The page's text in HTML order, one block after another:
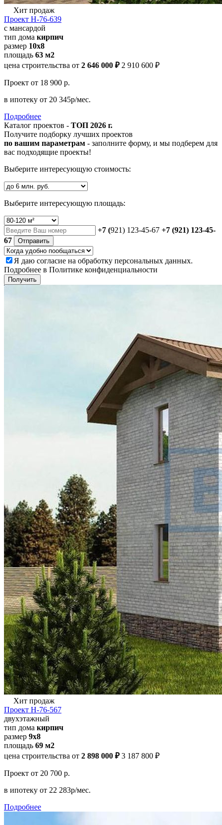
Хит продаж
Проект Н-76-639
с мансардой
тип дома кирпич
размер 10x8
площадь 63 м2
цена строительства от 2 646 000 ₽ 2 910 600 ₽
Проект от 18 900 р.
в ипотеку от 20 345р/мес.
Подробнее
Каталог проектов - ТОП 2026 г.
Получите подборку лучших проектов
по вашим параметрам - заполните форму, и мы подберем для
вас подходящие проекты!
Выберите интересующую стоимость:
Выберите интересующую площадь:
+7 (921) 123-45-67 +7 (921) 123-45-
67
Отправить
Я даю согласие на обработку персональных данных.
Подробнее в Политике конфиденциальности
Получить
Хит продаж
Проект Н-76-567
двухэтажный
тип дома кирпич
размер 9х8
площадь 69 м2
цена строительства от 2 898 000 ₽ 3 187 800 ₽
Проект от 20 700 р.
в ипотеку от 22 283р/мес.
Подробнее